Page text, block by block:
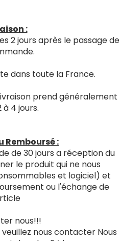
:
2 jours après le passage de
dans toute la France.
prend généralement
4 jours.
Remboursé :
de 30 jours a réception du
le produit qui ne nous
et logiciel) et
ou l'échange de
nous!!!
veuillez nous contacter Nous